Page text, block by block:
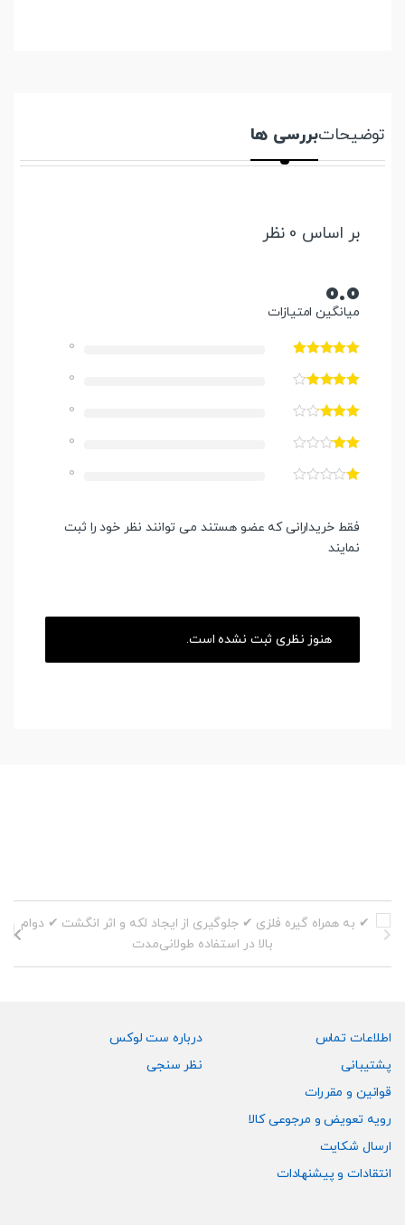
توضیحاتبررسی ها
بر اساس 0 نظر
0.0
میانگین امتیازات
0
0
0
0
0
فقط خریدارانی که عضو هستند می توانند نظر خود را ثبت
نمایند
هنوز نظری ثبت نشده است.
اطلاعات تماس
پشتیبانی
قوانین و مقررات
رویه تعویض و مرجوعی کالا
ارسال شکایت
انتقادات و پیشنهادات
درباره ست لوکس
نظر سنجی